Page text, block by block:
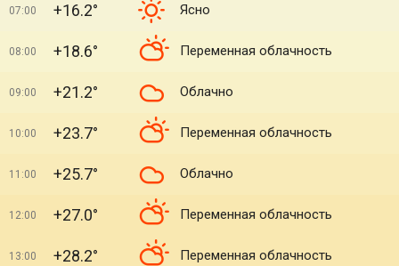
07:00 +16.2° Ясно
08:00 +18.6° Переменная облачность
09:00 +21.2° Облачно
10:00 +23.7° Переменная облачность
11:00 +25.7° Облачно
12:00 +27.0° Переменная облачность
13:00 +28.2° Переменная облачность